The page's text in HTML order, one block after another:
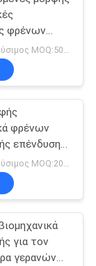
φρένων
δύναμης
υψηλές
Διαπραγματεύσιμος MOQ:500 κλ
φρένων
επένδυσης
για τον
γερανών